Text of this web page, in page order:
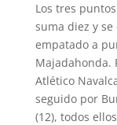
Los tres
suma diez y se
empatado a
Majadahonda.
Atlético
seguido por
(12), todos